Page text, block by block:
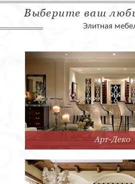
Выберите ваш
Элитная
Арт-Деко